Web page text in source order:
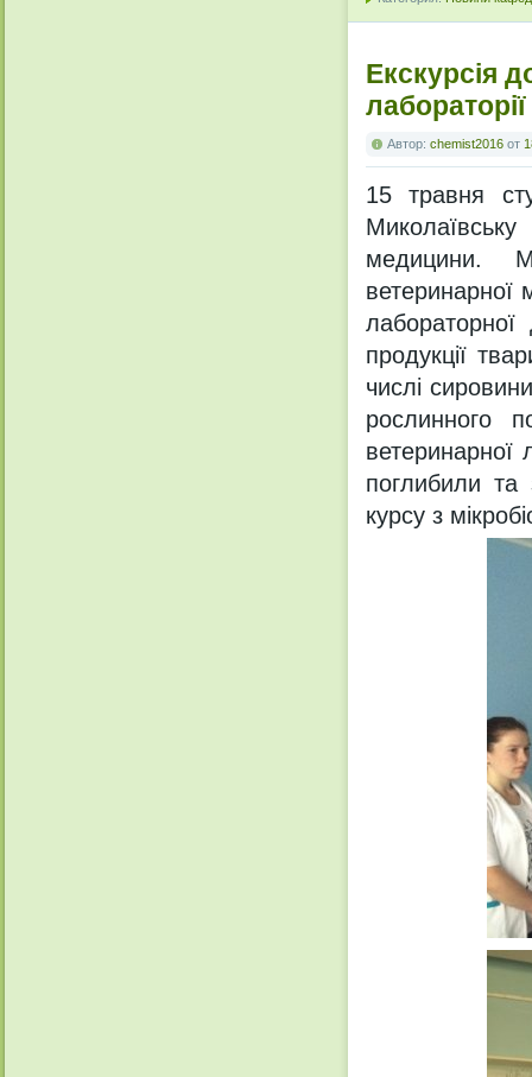
Екскурсія
Автор: chemist2016 от
15 травня
медицини.
лабораторної
продукції
числі
рослинного
ветеринарної
поглибили та
курсу з